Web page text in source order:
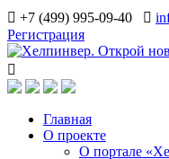
+7 (499) 995-09-40
Регистрация
Главная
О проекте
О портале